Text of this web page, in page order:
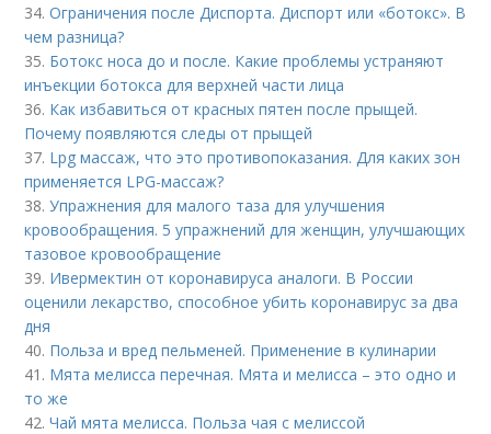
34.Ограничения после Диспорта. Диспорт или «ботокс». В
чем разница?
35. Ботокс носа до и после. Какие проблемы устраняют
инъекции ботокса для верхней части лица
36. Как избавиться от красных пятен после прыщей.
Почему появляются следы от прыщей
37. Lpg массаж, что это противопоказания. Для каких зон
применяется LPG-массаж?
38.Упражнения для малого таза для улучшения
кровообращения. 5 упражнений для женщин, улучшающих
тазовое кровообращение
39. Ивермектин от коронавируса аналоги. В России
оценили лекарство, способное убить коронавирус за два
дня
40. Польза и вред пельменей. Применение в кулинарии
41. Мята мелисса перечная. Мята и мелисса – это одно и
то же
42.Чай мята мелисса. Польза чая с мелиссой